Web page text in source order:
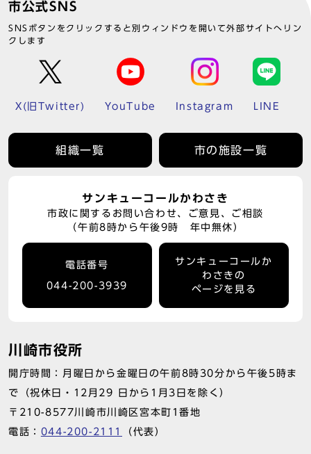
市公式SNS
SNSボタンをクリックすると別ウィンドウを開いて外部サイトへリン
クします
X(旧Twitter) YouTube Instagram LINE
組織一覧 市の施設一覧
サンキューコールかわさき
市政に関するお問い合わせ、ご意見、ご相談
（午前8時から午後9時 年中無休）
電話番号
044-200-3939
サンキューコールか
わさきの
ページを見る
川崎市役所
開庁時間：月曜日から金曜日の午前8時30分から午後5時ま
で（祝休日・12月29 日から1月3日を除く）
〒210-8577川崎市川崎区宮本町1番地
電話： 044-200-2111 （代表）